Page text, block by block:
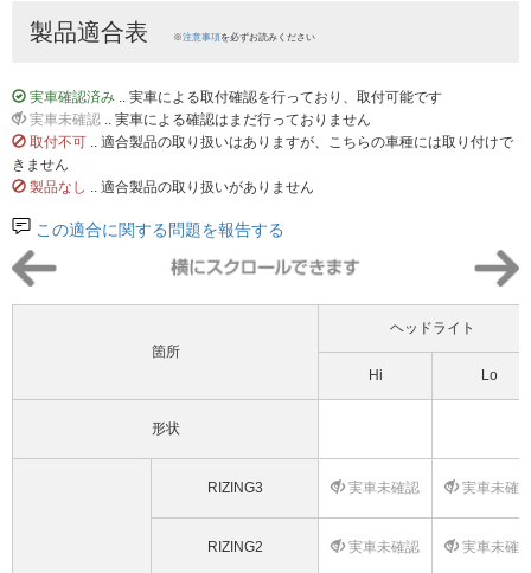
製品適合表 ※注意事項を必ずお読みください
実車確認済み .. 実車による取付確認を行っており、取付可能です
実車未確認 .. 実車による確認はまだ行っておりません
取付不可 .. 適合製品の取り扱いはありますが、こちらの車種には取り付けで
きません
製品なし .. 適合製品の取り扱いがありません
この適合に関する問題を報告する
箇所
ヘッドライト
Hi Lo
形状
RIZING3 実車未確認 実車未確
RIZING2 実車未確認 実車未確